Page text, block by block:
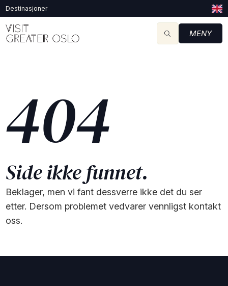
Destinasjoner
MENY
404
Side ikke funnet.
Beklager, men vi fant dessverre ikke det du ser
etter. Dersom problemet vedvarer vennligst kontakt
oss.